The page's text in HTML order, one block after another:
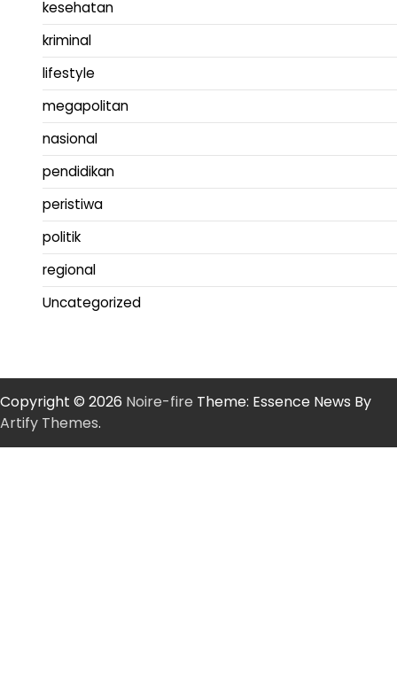
kesehatan
kriminal
lifestyle
megapolitan
nasional
pendidikan
peristiwa
politik
regional
Uncategorized
Copyright © 2026 Noire-fire Theme: Essence News By
Artify Themes.